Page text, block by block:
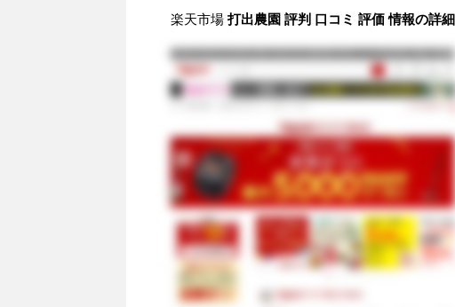
楽天市場打出農園 評判 口コミ 評価 情報の詳